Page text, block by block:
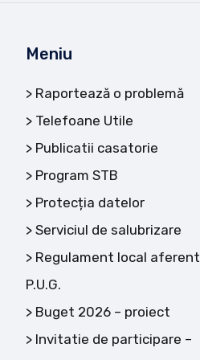
Meniu
Raportează o problemă
Telefoane Utile
Publicatii casatorie
Program STB
Protecția datelor
Serviciul de salubrizare
Regulament local aferent
P.U.G.
Buget 2026 – proiect
Invitatie de participare –